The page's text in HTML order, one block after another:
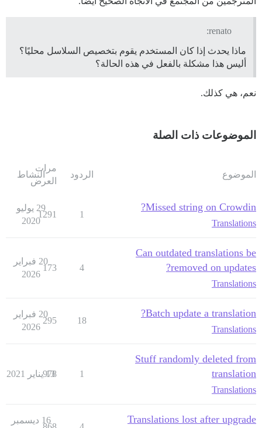
renato:
ماذا يحدث إذا كان المستخدم يقوم بتخصيص السلاسل محليًا؟
أليس هذا مشكلة بالفعل في هذه الحالة؟
نعم، هي كذلك.
الموضوعات ذات الصلة
الموضوع الردود
مرات
العرض
النشاط
Missed string on Crowdin?
Translations
1
1291
29 يوليو
2020
Can outdated translations be
removed on updates?
Translations
4
173
20 فبراير
2026
Batch update a translation?
Translations
18
295
20 فبراير
2026
Stuff randomly deleted from
translation
Translations
1
978
13 يناير 2021
Translations lost after upgrade
16 ديسمبر